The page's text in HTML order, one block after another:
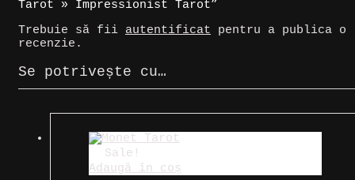
Tarot » Impressionist Tarot”
Trebuie să fii autentificat pentru a publica o
recenzie.
Se potrivește cu…
Sale!
Adaugă în coș